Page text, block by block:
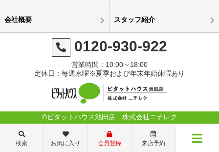
会社概要 スタッフ紹介
0120-930-922
営業時間：10:00～18:00
定休日：毎週水曜※夏季および年末年始休暇あり
©ピタットハウス池田店 株式会社ニチレク
検索 お気に入り 会員登録 来店予約